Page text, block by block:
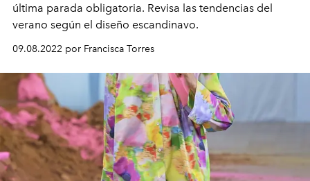
última parada obligatoria. Revisa las tendencias del
verano según el diseño escandinavo.
09.08.2022 por Francisca Torres